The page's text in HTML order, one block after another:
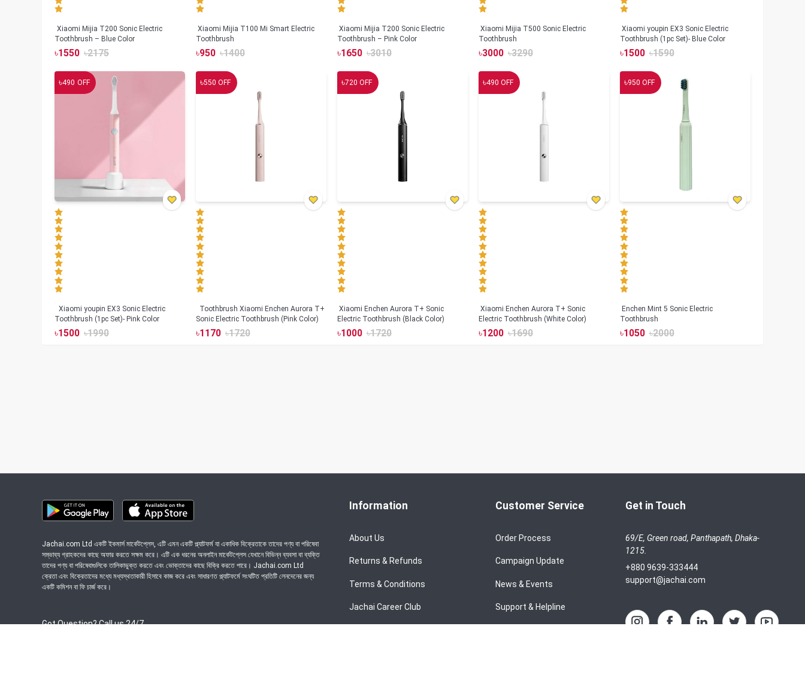
Xiaomi Mijia T200 Sonic Electric
Toothbrush – Blue Color
৳1550 ৳2175
Xiaomi Mijia T100 Mi Smart Electric
Toothbrush
৳950 ৳1400
Xiaomi Mijia T200 Sonic Electric
Toothbrush – Pink Color
৳1650 ৳3010
Xiaomi Mijia T500 Sonic Electric
Toothbrush
৳3000 ৳3290
Xiaomi youpin EX3 Sonic Electric
Toothbrush (1pc Set)- Blue Color
৳1500 ৳1590
৳490 OFF
Toothbrush (1pc Set)- Pink Color
৳1500 ৳1990
৳550 OFF
Toothbrush Xiaomi Enchen Aurora T+
Sonic Electric Toothbrush (Pink Color)
৳1170 ৳1720
৳720 OFF
Xiaomi Enchen Aurora T+ Sonic
Electric Toothbrush (Black Color)
৳1000 ৳1720
৳490 OFF
Xiaomi Enchen Aurora T+ Sonic
Electric Toothbrush (White Color)
৳1200 ৳1690
৳950 OFF
Enchen Mint 5 Sonic Electric
Toothbrush
৳1050 ৳2000
Jachai.com Ltd একটি ইকমার্স মার্কেটপ্লেস, এটি এমন একটি প্ল্যাটফর্ম যা একাধিক বিক্রেতাকে তাদের পণ্য বা পরিষেবা
সম্ভাব্য গ্রাহকদের কাছে অফার করতে সক্ষম করে। এটি এক ধরনের অনলাইন মার্কেটপ্লেস যেখানে বিভিন্ন ব্যবসা বা ব্যক্তি
তাদের পণ্য বা পরিষেবাগুলিকে তালিকাভুক্ত করতে এবং ভোক্তাদের কাছে বিক্রি করতে পারে। Jachai.com Ltd
ক্রেতা এবং বিক্রেতাদের মধ্যে মধ্যস্থতাকারী হিসাবে কাজ করে এবং সাধারণত প্ল্যাটফর্মে সংঘটিত প্রতিটি লেনদেনের জন্য
একটি কমিশন বা ফি চার্জ করে।
Got Question? Call us 24/7
Information
About Us
Returns & Refunds
Terms & Conditions
Jachai Career Club
Customer Service
Order Process
Campaign Update
News & Events
Support & Helpline
Get in Touch
69/E, Green road, Panthapath, Dhaka-
1215.
+880 9639-333444
support@jachai.com